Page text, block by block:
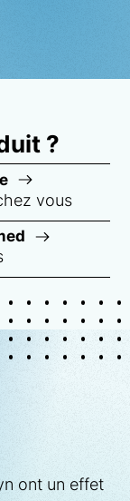
?
vous
ont un effet